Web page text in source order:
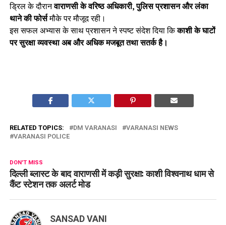
ड्रिल के दौरानवाराणसी के वरिष्ठ अधिकारी, पुलिस प्रशासन और लंका
थाने की फोर्समौके पर मौजूद रही।
इस सफल अभ्यास के साथ प्रशासन ने स्पष्ट संदेश दिया किकाशी के घाटों
पर सुरक्षा व्यवस्था अब और अधिक मजबूत तथा सतर्क है।
RELATED TOPICS: DM VARANASI
VARANASI NEWS
VARANASI POLICE
DON'T MISS
दिल्ली ब्लास्ट के बाद वाराणसी में कड़ी सुरक्षा: काशी विश्वनाथ धाम से
कैंट स्टेशन तक अलर्ट मोड
SANSAD VANI